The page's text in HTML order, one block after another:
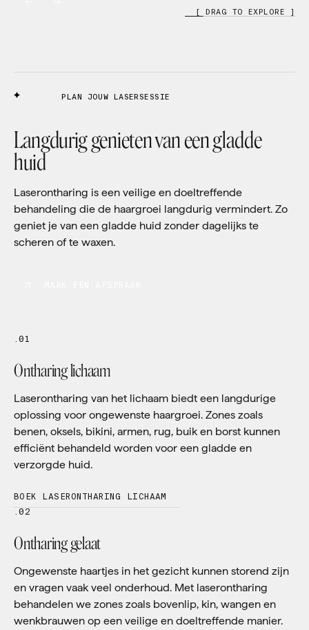
[ DRAG TO EXPLORE ]
PLAN JOUW LASERSESSIE
Langdurig genieten van een gladde
huid
Laserontharing is een veilige en doeltreffende
behandeling die de haargroei langdurig vermindert. Zo
geniet je van een gladde huid zonder dagelijks te
scheren of te waxen.
.01
Ontharing lichaam
Laserontharing van het lichaam biedt een langdurige
oplossing voor ongewenste haargroei. Zones zoals
benen, oksels, bikini, armen, rug, buik en borst kunnen
efficiënt behandeld worden voor een gladde en
verzorgde huid.
BOEK LASERONTHARING LICHAAM
.02
Ontharing gelaat
Ongewenste haartjes in het gezicht kunnen storend zijn
en vragen vaak veel onderhoud. Met laserontharing
behandelen we zones zoals bovenlip, kin, wangen en
wenkbrauwen op een veilige en doeltreffende manier.